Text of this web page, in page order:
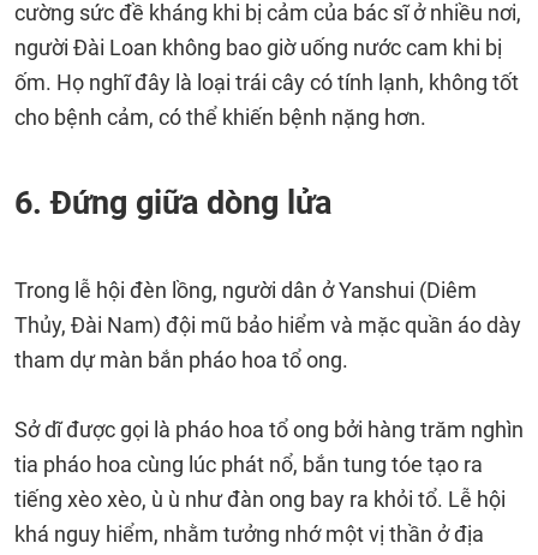
cường sức đề kháng khi bị cảm của bác sĩ ở nhiều nơi,
người Đài Loan không bao giờ uống nước cam khi bị
ốm. Họ nghĩ đây là loại trái cây có tính lạnh, không tốt
cho bệnh cảm, có thể khiến bệnh nặng hơn.
6. Đứng giữa dòng lửa
Trong lễ hội đèn lồng, người dân ở Yanshui (Diêm
Thủy, Đài Nam) đội mũ bảo hiểm và mặc quần áo dày
tham dự màn bắn pháo hoa tổ ong.
Sở dĩ được gọi là pháo hoa tổ ong bởi hàng trăm nghìn
tia pháo hoa cùng lúc phát nổ, bắn tung tóe tạo ra
tiếng xèo xèo, ù ù như đàn ong bay ra khỏi tổ. Lễ hội
khá nguy hiểm, nhằm tưởng nhớ một vị thần ở địa